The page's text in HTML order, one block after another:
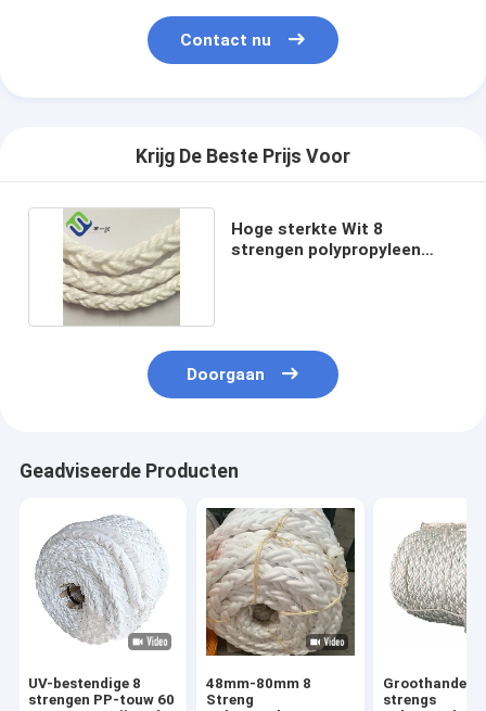
Contact nu
Krijg De Beste Prijs Voor
Hoge sterkte Wit 8
strengen polypropyleen
Doorgaan
Geadviseerde Producten
UV-bestendige 8
strengen PP-touw 60
48mm-80mm 8
Streng
Groothandel 8
strengs